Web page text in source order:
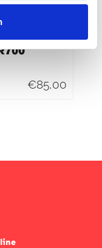
Side
Base
Kit
€85,00